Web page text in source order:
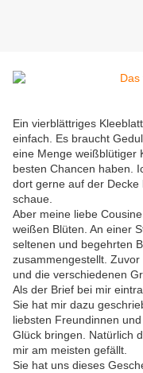
Ein vierblättriges
einfach. Es braucht
eine Menge weißblütiger
besten Chancen haben.
dort gerne auf der
schaue.
Aber meine liebe
weißen Blüten. An einer
seltenen und begehrten
zusammengestellt.
und die verschiedenen
Als der Brief bei mir
Sie hat mir dazu
liebsten Freundinnen
Glück bringen. Natürlich
mir am meisten gefällt.
Sie hat uns dieses